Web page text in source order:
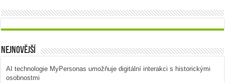
Nejnovější
AI technologie MyPersonas umožňuje digitální interakci s historickými
osobnostmi